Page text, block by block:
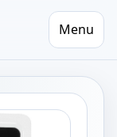
Menu